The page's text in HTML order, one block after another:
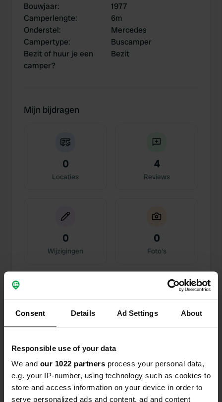
Consent Details Ad Settings About
Responsible use of your data
We and our 1022 partners process your personal data,
e.g. your IP-number, using technology such as cookies to
store and access information on your device in order to
serve personalized ads and content, ad and content
Bouwjaar:
1977
Camperlengte:
6m
Onderstel:
Mercedes
Campertype:
Buscamper
Bezit of huur je een
camper?
Bezit
Mijn bijdragen
0
Locaties
4
Reviews
0
Wijzigingen
0
Foto's
Sitecode:94759
2 nachten gestaan, fijne rustige plek. Aangename
ontvangst door de gastheer. Ideaal om te
fietsen/wandelen of gewoon te gaan luieren aan
het kleine strandje. Bloemen- en plantentuin is
een leuke extra, er heeft altijd een boeketje